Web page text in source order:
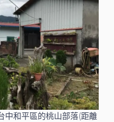
中和平區的桃山部落(距離